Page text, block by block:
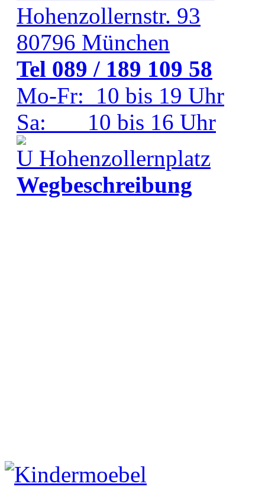
Hohenzollernstr. 93
80796 München
Tel 089 / 189 109 58
Mo-Fr: 10 bis 19 Uhr
Sa: 10 bis 16 Uhr
Hohenzollernplatz
Wegbeschreibung